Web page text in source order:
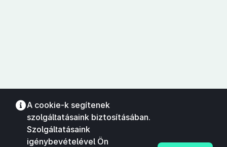
A cookie-k segítenek
szolgáltatásaink biztosításában.
Szolgáltatásaink
igénybevételével Ön